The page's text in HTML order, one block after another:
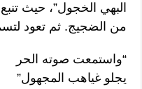
البهي الخجول”، حيث
من الضجيج. ثم تعود
“واستمعت صوته الحر
يجلو غياهب المجهول”